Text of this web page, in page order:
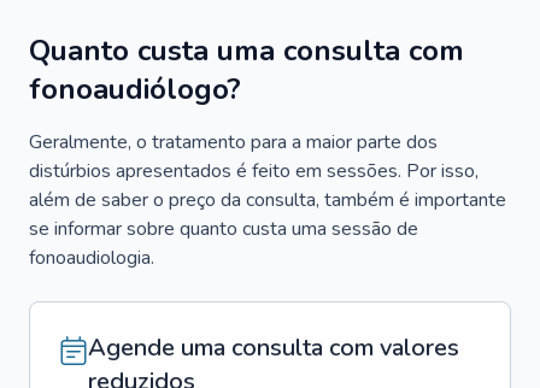
Quanto custa uma consulta com
fonoaudiólogo?
Geralmente, o tratamento para a maior parte dos
distúrbios apresentados é feito em sessões. Por isso,
além de saber o preço da consulta, também é importante
se informar sobre quanto custa uma sessão de
fonoaudiologia.
Agende uma consulta com valores
reduzidos